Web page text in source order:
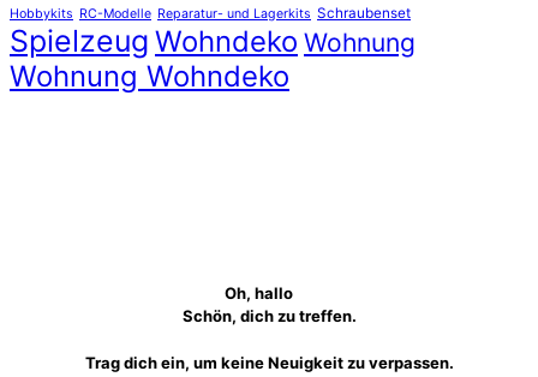
Hobbykits RC-Modelle Reparatur- und Lagerkits Schraubenset
Spielzeug Wohndeko Wohnung
Wohnung Wohndeko
Oh, hallo
Schön, dich zu treffen.
Trag dich ein, um keine Neuigkeit zu verpassen.